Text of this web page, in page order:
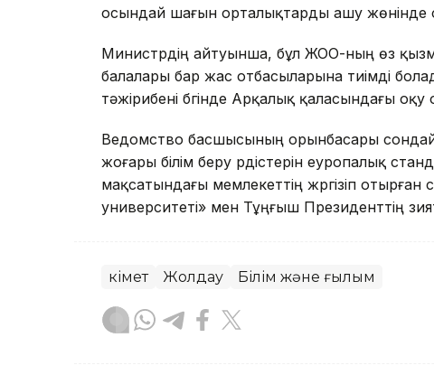
осындай шағын орталықтарды ашу жөнінде
Министрдің айтуынша, бұл ЖОО-ның өз
балалары бар жас отбасыларына тиімді
тәжірибені бүгінде Арқалық қаласындағы
Ведомство басшысының орынбасары
жоғары білім беру үрдістерін еуропалық
мақсатындағы мемлекеттің жүргізіп
университеті» мен Тұңғыш Президенттің
Үкімет Жолдау Білім және ғылым